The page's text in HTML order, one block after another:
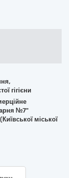
гігієни
№7"
міської